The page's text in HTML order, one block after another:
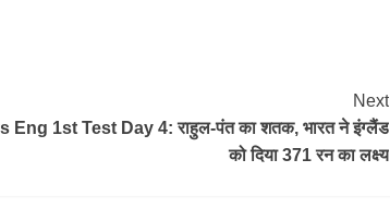
Next
Eng 1st Test Day 4: राहुल-पंत का शतक, भारत ने इंग्लैंड
को दिया 371 रन का लक्ष्य